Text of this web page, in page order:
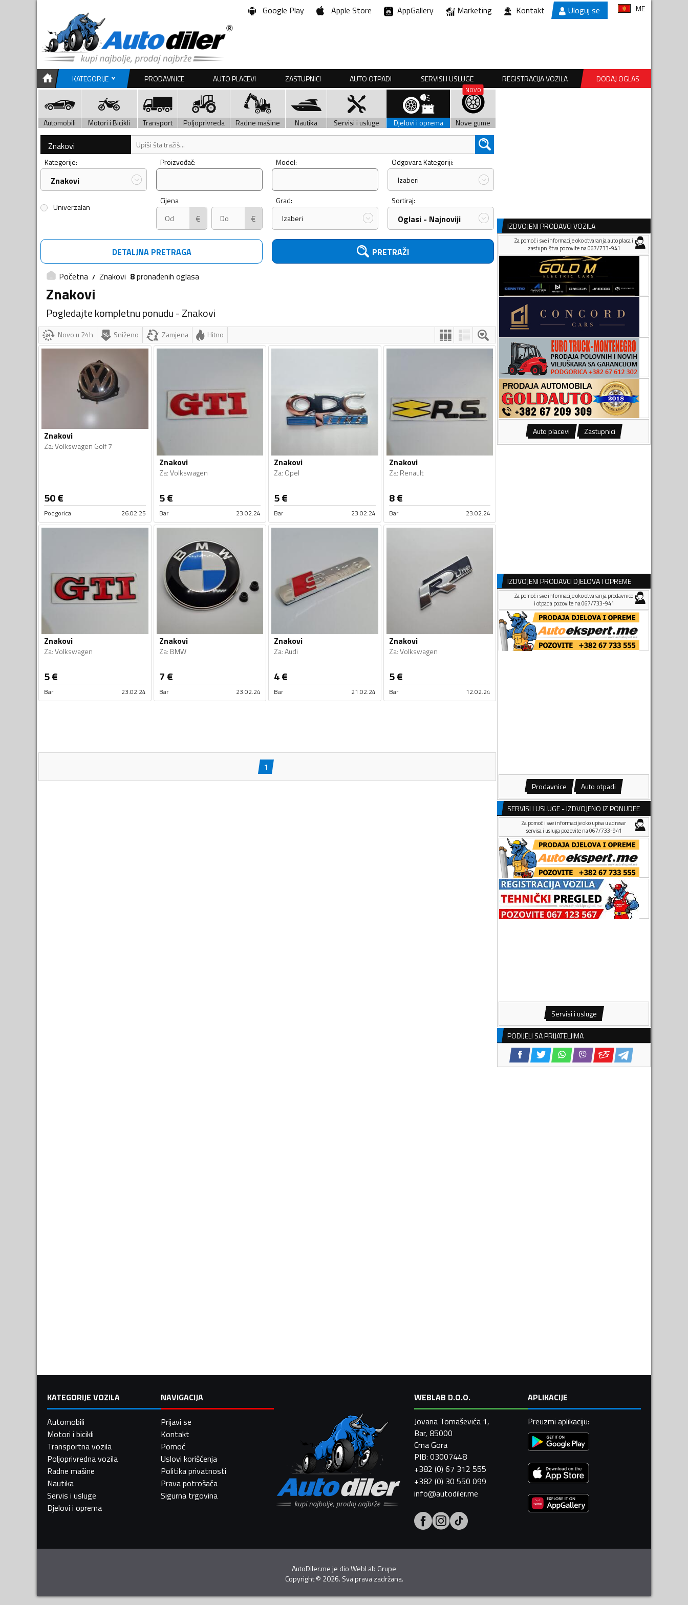
Google Play Apple Store AppGallery Marketing Kontakt Uloguj se ME
KATEGORIJE PRODAVNICE AUTO PLACEVI ZASTUPNICI AUTO OTPADI SERVISI I USLUGE REGISTRACIJA VOZILA DODAJ OGLAS
Automobili Motori i Bicikli Transport Poljoprivreda Radne mašine Nautika Servisi i usluge Djelovi i oprema Nove gume
Znakovi
Kategorije:
Znakovi
Proizvođač: Model:
Odgovara Kategoriji:
Izaberi
Univerzalan
Cijena
€ €
Grad:
Izaberi
Sortiraj:
Oglasi - Najnoviji
DETALJNA PRETRAGA PRETRAŽI
Početna Znakovi 8pronađenih oglasa
Znakovi
Pogledajte kompletnu ponudu - Znakovi
Novo u 24h Sniženo Zamjena Hitno
Znakovi
Za:Volkswagen Golf 7
50€
Podgorica 26.02.25
Znakovi
Za:Volkswagen
5€
Bar 23.02.24
Znakovi
Za: Opel
5€
Bar 23.02.24
Znakovi
Za: Renault
8€
Bar 23.02.24
Znakovi
Za:Volkswagen
5€
Bar 23.02.24
Znakovi
Za: BMW
7€
Bar 23.02.24
Znakovi
Za:Audi
4€
Bar 21.02.24
Znakovi
Za:Volkswagen
5€
Bar 12.02.24
1
IZDVOJENI PRODAVCI VOZILA
Za pomoć i sve informacije oko otvaranja auto placa i
zastupništva pozovite na 067/733-941
Auto placevi Zastupnici
IZDVOJENI PRODAVCI DJELOVA I OPREME
Za pomoć i sve informacije oko otvaranja prodavnice
i otpada pozovite na 067/733-941
Prodavnice Auto otpadi
SERVISI I USLUGE - IZDVOJENO IZ PONUDEE
Za pomoć i sve informacije oko upisa u adresar
servisa i usluga pozovite na 067/733-941
Servisi i usluge
PODIJELI SA PRIJATELJIMA
KATEGORIJE VOZILA
Automobili
Motori i bicikli
Transportna vozila
Poljoprivredna vozila
Radne mašine
Nautika
Servis i usluge
Djelovi i oprema
NAVIGACIJA
Prijavi se
Kontakt
Pomoć
Uslovi korišćenja
Politika privatnosti
Prava potrošača
Sigurna trgovina
WEBLAB D.O.O.
Jovana Tomaševića 1,
Bar, 85000
Crna Gora
PIB: 03007448
+382 (0) 67 312 555
+382 (0) 30 550 099
info@autodiler.me
APLIKACIJE
Preuzmi aplikaciju:
AutoDiler.me je dioWebLab Grupe
Copyright© 2026. Sva prava zadržana.